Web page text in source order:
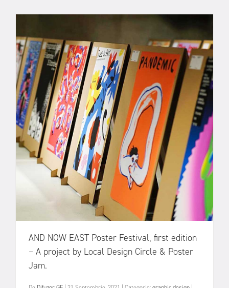
AND NOW EAST Poster Festival, first edition
– A project by Local Design Circle & Poster
Jam.